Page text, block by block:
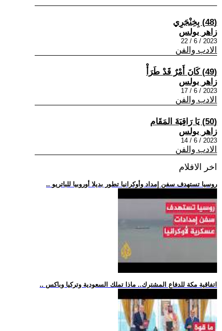
(48) بِخِنْجَرِي
زاهر بولس
2023 / 6 / 22
الادب والفن
(49) كَانَ أَمْرٌ قَدْ طَرَأْ
زاهر بولس
2023 / 6 / 17
الادب والفن
(50) يَا رَاقِيَةَ المَقَام
زاهر بولس
2023 / 6 / 14
الادب والفن
اخر الافلام
.. روسيا تستهدف سفن إمداد وأوكرانيا تطور بديلا أوروبيا للباتريو
.. اتفاقية مكة للدفاع المشترك.. ماذا تملك السعودية وتركيا وباكس